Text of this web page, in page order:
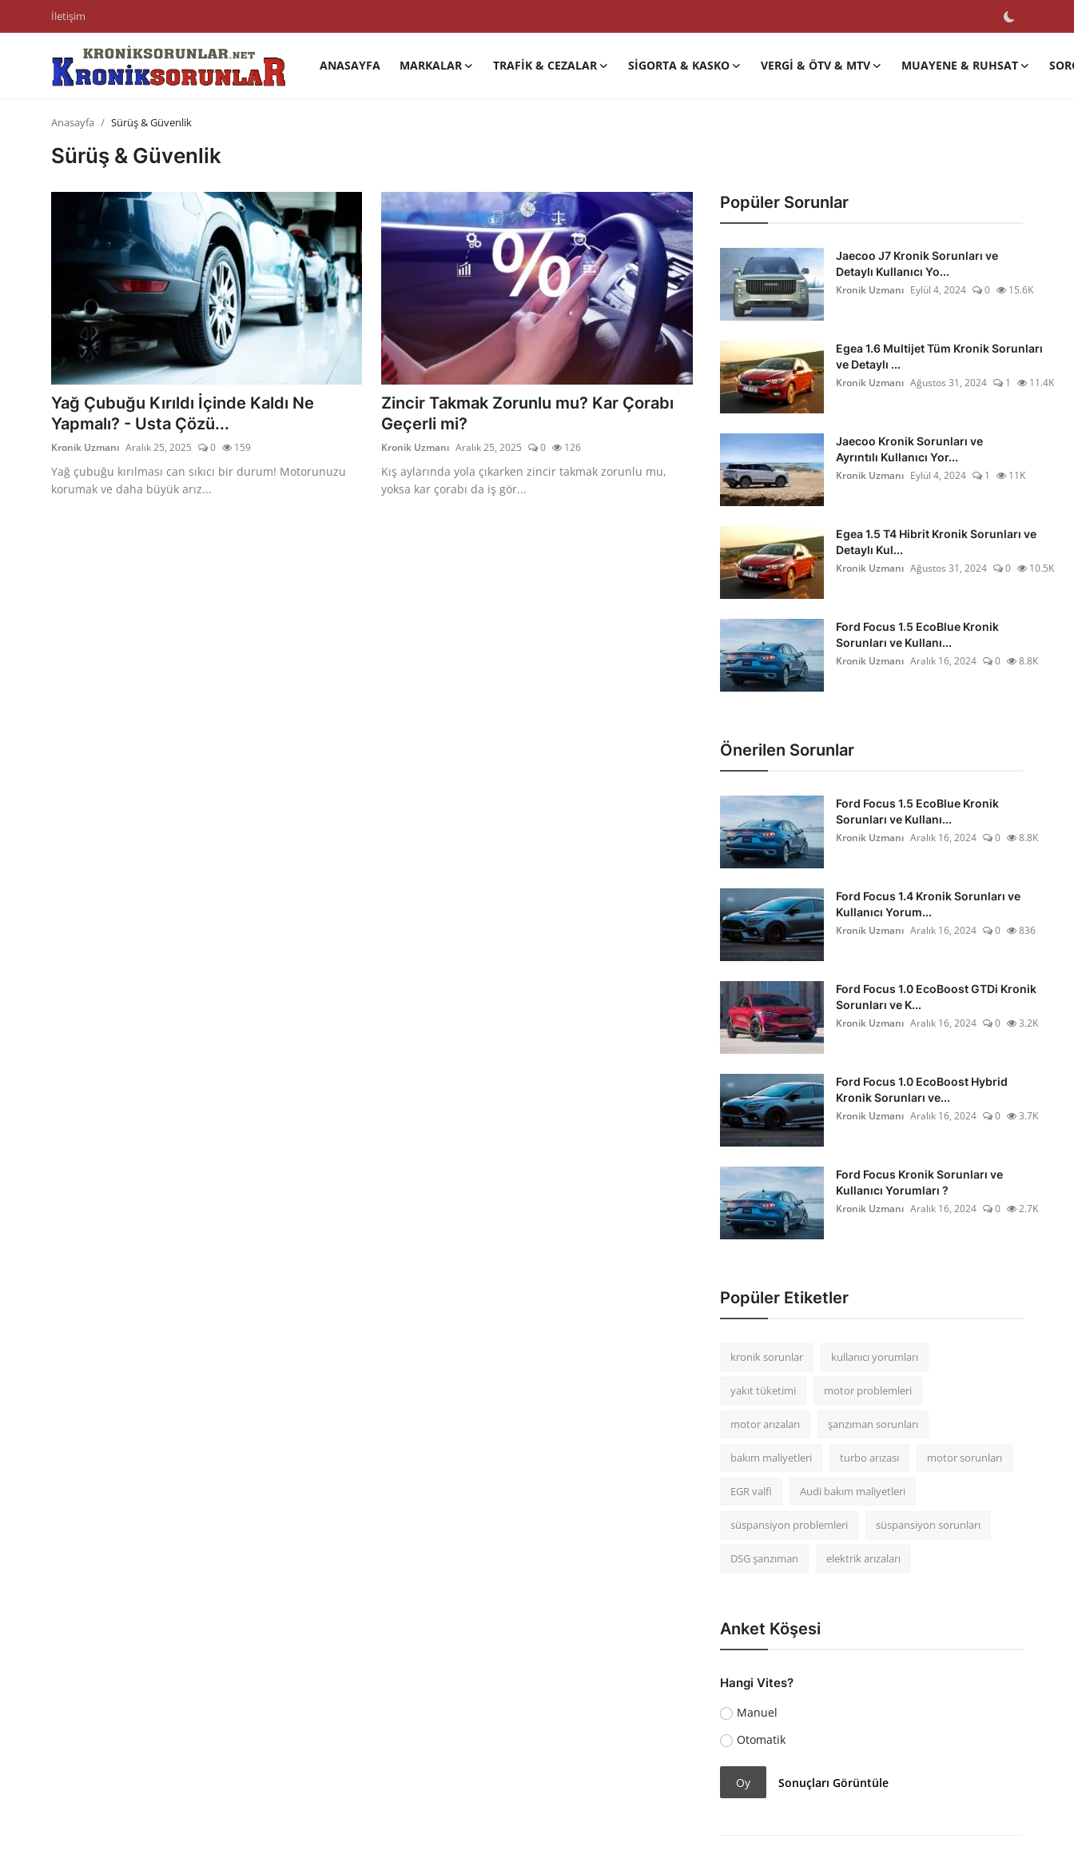
İletişim
ANASAYFA MARKALAR TRAFIK & CEZALAR SIGORTA & KASKO VERGI & ÖTV & MTV MUAYENE & RUHSAT
Trafik & Cezalar
Sigorta & Kasko
Vergi & ÖTV & MTV
Muayene & Ruhsat
Sorgulamalar
İkinci El & Alım-Satım
Bakım & Arıza Çözümleri
Elektrikli & Hibrit
Kiralama & Filo
Anasayfa Sürüş & Güvenlik
Sürüş & Güvenlik
Yağ Çubuğu Kırıldı İçinde Kaldı Ne
Yapmalı? - Usta Çözü...
Kronik Uzmanı Aralık 25, 2025 0 159
Yağ çubuğu kırılması can sıkıcı bir durum! Motorunuzu
korumak ve daha büyük arız...
Zincir Takmak Zorunlu mu? Kar Çorabı
Geçerli mi?
Kronik Uzmanı Aralık 25, 2025 0 126
Kış aylarında yola çıkarken zincir takmak zorunlu mu,
yoksa kar çorabı da iş gör...
Popüler Sorunlar
Jaecoo J7 Kronik Sorunları ve
Detaylı Kullanıcı Yo...
Kronik Uzmanı Eylül 4, 2024 0 15.6K
Egea 1.6 Multijet Tüm Kronik Sorunları
ve Detaylı ...
Kronik Uzmanı Ağustos 31, 2024 1 11.4K
Jaecoo Kronik Sorunları ve
Ayrıntılı Kullanıcı Yor...
Kronik Uzmanı Eylül 4, 2024 1 11K
Egea 1.5 T4 Hibrit Kronik Sorunları ve
Detaylı Kul...
Kronik Uzmanı Ağustos 31, 2024 0 10.5K
Ford Focus 1.5 EcoBlue Kronik
Sorunları ve Kullanı...
Kronik Uzmanı Aralık 16, 2024 0 8.8K
Önerilen Sorunlar
Ford Focus 1.5 EcoBlue Kronik
Sorunları ve Kullanı...
Kronik Uzmanı Aralık 16, 2024 0 8.8K
Ford Focus 1.4 Kronik Sorunları ve
Kullanıcı Yorum...
Kronik Uzmanı Aralık 16, 2024 0 836
Ford Focus 1.0 EcoBoost GTDi Kronik
Sorunları ve K...
Kronik Uzmanı Aralık 16, 2024 0 3.2K
Ford Focus 1.0 EcoBoost Hybrid
Kronik Sorunları ve...
Kronik Uzmanı Aralık 16, 2024 0 3.7K
Ford Focus Kronik Sorunları ve
Kullanıcı Yorumları ?
Kronik Uzmanı Aralık 16, 2024 0 2.7K
Popüler Etiketler
kronik sorunlar kullanıcı yorumları
yakıt tüketimi motor problemleri
motor arızaları şanzıman sorunları
bakım maliyetleri turbo arızası motor sorunları
EGR valfi Audi bakım maliyetleri
süspansiyon problemleri süspansiyon sorunları
DSG şanzıman elektrik arızaları
Anket Köşesi
Hangi Vites?
Manuel
Otomatik
Oy Sonuçları Görüntüle